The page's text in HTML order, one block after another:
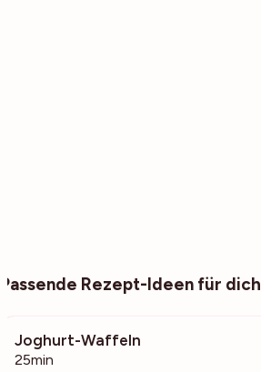
Passende Rezept-Ideen für dich
Joghurt-Waffeln
25min